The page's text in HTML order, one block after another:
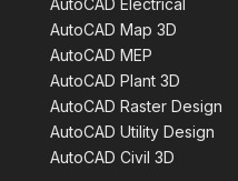
AutoCAD Electrical
AutoCAD Map 3D
AutoCAD MEP
AutoCAD Plant 3D
AutoCAD Raster Design
AutoCAD Utility Design
AutoCAD Civil 3D